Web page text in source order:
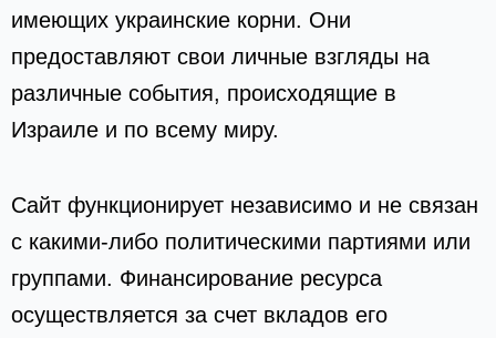
имеющих украинские корни. Они
предоставляют свои личные взгляды на
различные события, происходящие в
Израиле и по всему миру.
Сайт функционирует независимо и не связан
с какими-либо политическими партиями или
группами. Финансирование ресурса
осуществляется за счет вкладов его